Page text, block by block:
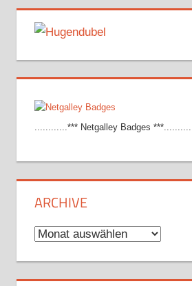
............*** Netgalley Badges ***............
ARCHIVE
Archive